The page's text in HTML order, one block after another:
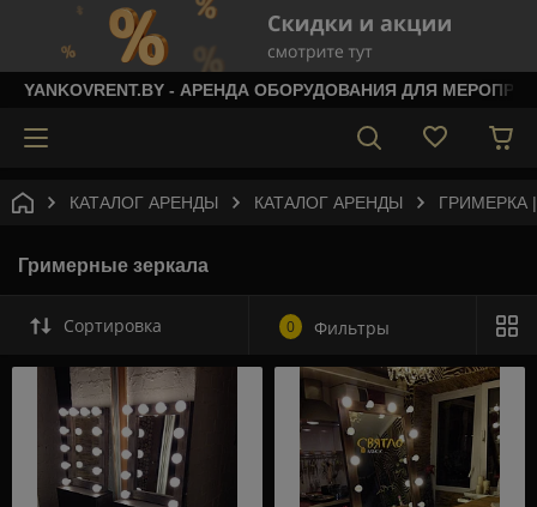
YANKOVRENT.BY - АРЕНДА ОБОРУДОВАНИЯ ДЛЯ
КАТАЛОГ АРЕНДЫ КАТАЛОГ АРЕНДЫ ГРИМЕРКА
Гримерные зеркала
Сортировка 0 Фильтры